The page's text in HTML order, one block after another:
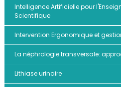
Intelligence Artificielle pour
Scientifique
Intervention Ergonomique et
La néphrologie transversale:
Lithiase urinaire